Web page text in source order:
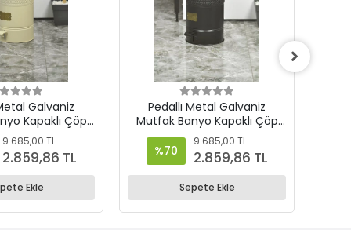
Galvaniz
Kapaklı Çöp
16 Lt Krem
9.685,00 TL
2.859,86 TL
Ekle
Pedallı Metal Galvaniz
Mutfak Banyo Kapaklı Çöp
Kovası 16 Lt Siyah
%70
9.685,00 TL
2.859,86 TL
Sepete Ekle